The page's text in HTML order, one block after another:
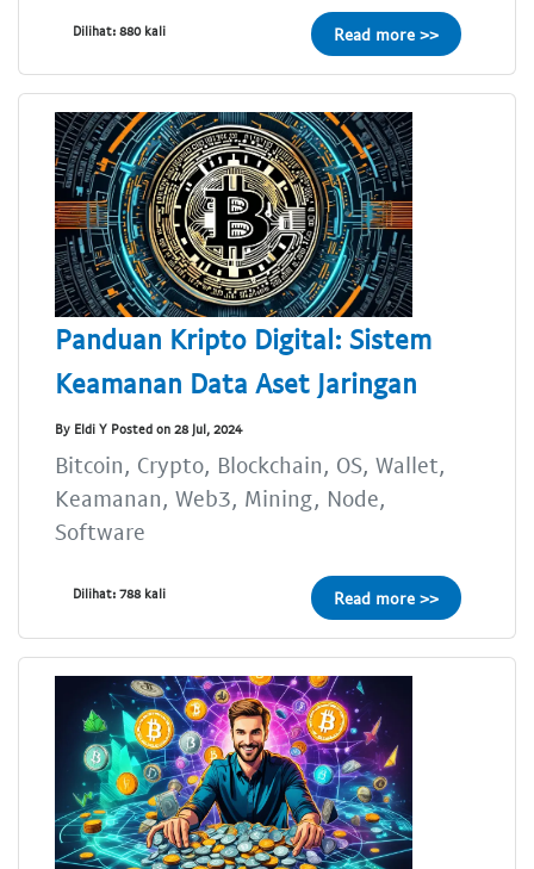
Dilihat: 880 kali Read more >>
Panduan Kripto Digital: Sistem
Keamanan Data Aset Jaringan
By Eldi Y Posted on 28 Jul, 2024
Bitcoin, Crypto, Blockchain, OS, Wallet,
Keamanan, Web3, Mining, Node,
Software
Dilihat: 788 kali Read more >>